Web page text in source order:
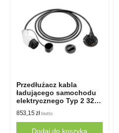
Przedłużacz kabla
ładującego samochodu
elektrycznego Typ 2 32A
853,15zł brutto
Dodaj do koszyka